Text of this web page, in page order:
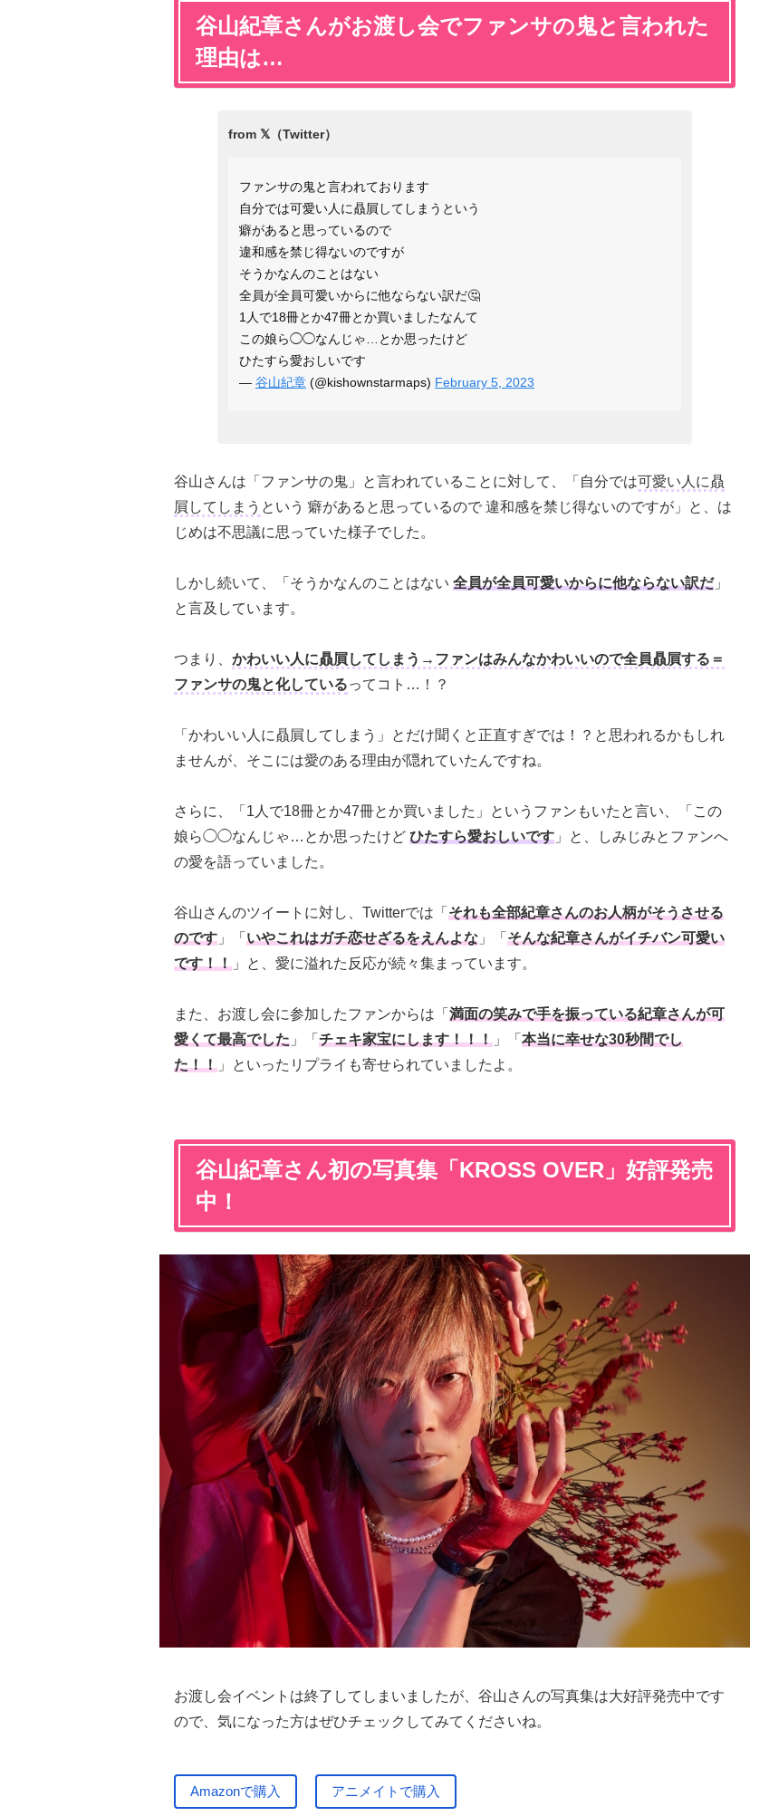
谷山紀章さんがお渡し会でファンサの鬼と言われた
理由は…
ファンサの鬼と言われております
自分では可愛い人に贔屓してしまうという
癖があると思っているので
違和感を禁じ得ないのですが
そうかなんのことはない
全員が全員可愛いからに他ならない訳だ🤔
1人で18冊とか47冊とか買いましたなんて
この娘ら◯◯なんじゃ…とか思ったけど
ひたすら愛おしいです
— 谷山紀章 (@kishownstarmaps) February 5, 2023
谷山さんは「ファンサの鬼」と言われていることに対して、「自分では可愛い人に贔
屓してしまう という 癖があると思っているので 違和感を禁じ得ないのですが」と、は
じめは不思議に思っていた様子でした。
しかし続いて、「そうかなんのことはない 全員が全員可愛いからに他ならない訳だ」
と言及しています。
つまり、 かわいい人に贔屓してしまう→ファンはみんなかわいいので全員贔屓する＝
ファンサの鬼と化しているってコト…！？
「かわいい人に贔屓してしまう」とだけ聞くと正直すぎでは！？と思われるかもしれ
ませんが、そこには愛のある理由が隠れていたんですね。
さらに、「1人で18冊とか47冊とか買いました」というファンもいたと言い、「この
娘ら◯◯なんじゃ…とか思ったけど ひたすら愛おしいです 」と、しみじみとファンへ
の愛を語っていました。
谷山さんのツイートに対し、Twitterでは「 それも全部紀章さんのお人柄がそうさせる
のです 」「 いやこれはガチ恋せざるをえんよな 」「 そんな紀章さんがイチバン可愛い
です！！ 」と、愛に溢れた反応が続々集まっています。
また、お渡し会に参加したファンからは「 満面の笑みで手を振っている紀章さんが可
愛くて最高でした 」「 チェキ家宝にします！！！ 」「 本当に幸せな30秒間でし
た！！ 」といったリプライも寄せられていましたよ。
谷山紀章さん初の写真集「KROSS OVER」好評発売
中！
お渡し会イベントは終了してしまいましたが、谷山さんの写真集は大好評発売中です
ので、気になった方はぜひチェックしてみてくださいね。
Amazonで購入 アニメイトで購入